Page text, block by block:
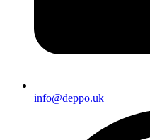
info@deppo.uk